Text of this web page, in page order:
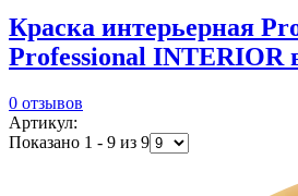
Краска интерьерная
Professional INTERIOR
0 отзывов
Артикул:
Показано 1 - 9 из 9